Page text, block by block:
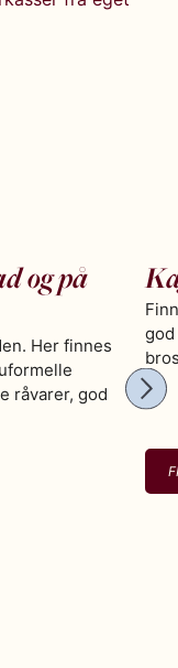
og på
Her finnes
råvarer, god